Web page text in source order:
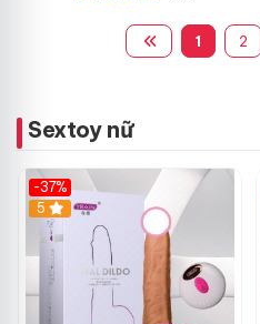
1 2
Sextoy nữ
-37%
5